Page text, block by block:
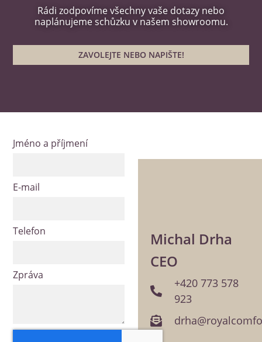
Rádi zodpovíme všechny vaše dotazy nebo
naplánujeme schůzku v našem showroomu.
ZAVOLEJTE NEBO NAPIŠTE!
Jméno a příjmení
E-mail
Telefon
Zpráva
Michal Drha
CEO
+420 773 578
923